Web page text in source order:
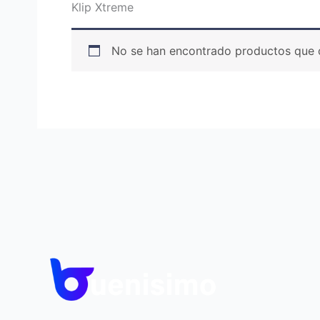
Klip Xtreme
No se han encontrado productos